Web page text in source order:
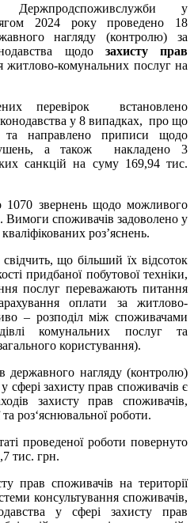
Держпродспоживслужби у
2024 року проведено 18
нагляду (контролю) за
щодо захисту прав
житлово-комунальних послуг на
перевірок встановлено
у 8 випадках, про що
та направлено приписи щодо
а також накладено 3
санкцій на суму 169,94 тис.
1070 звернень щодо можливого
споживачів задоволено у
роз’яснень.
що більший їх відсоток
придбаної побутової техніки,
послуг переважають питання
оплати за житлово-
– розподіл між споживачами
комунальних послуг та
користування).
державного нагляду (контролю)
захисту прав споживачів є
захисту прав споживачів,
роз‘яснювальної роботи.
проведеної роботи повернуто
тис. грн.
прав споживачів на території
консультування споживачів,
у сфері захисту прав